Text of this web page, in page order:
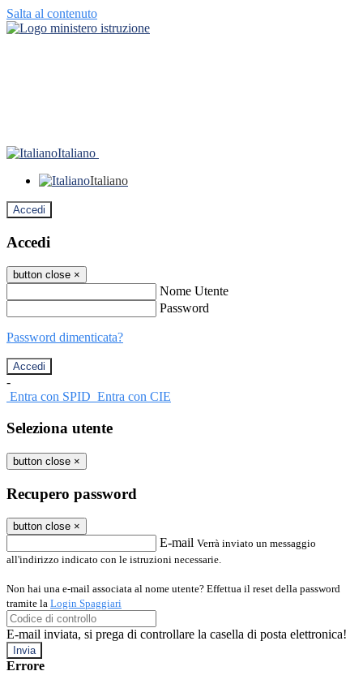
Salta al contenuto
Italiano
Italiano
Accedi
Accedi
button close ×
Nome Utente
Password
Password dimenticata?
-
Entra con SPID Entra con CIE
Seleziona utente
button close ×
Recupero password
button close ×
E-mail Verrà inviato un messaggio
all'indirizzo indicato con le istruzioni necessarie.
Non hai una e-mail associata al nome utente? Effettua il reset della password
tramite la Login Spaggiari
E-mail inviata, si prega di controllare la casella di posta elettronica!
Errore